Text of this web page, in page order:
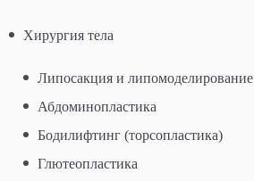
Хирургия тела
Липосакция и липомоделирование
Абдоминопластика
Бодилифтинг (торсопластика)
Глютеопластика